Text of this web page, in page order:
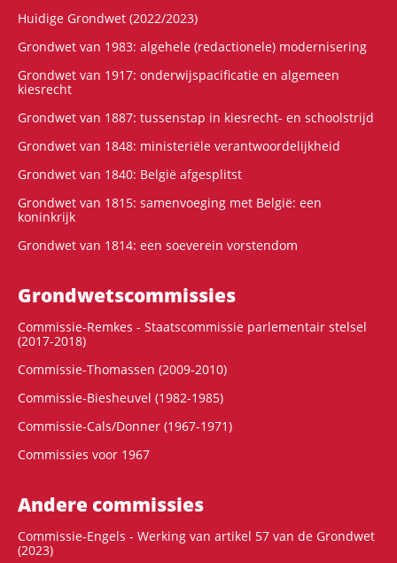
Huidige Grondwet (2022/2023)
Grondwet van 1983: algehele (redactionele) modernisering
Grondwet van 1917: onderwijspacificatie en algemeen
kiesrecht
Grondwet van 1887: tussenstap in kiesrecht- en schoolstrijd
Grondwet van 1848: ministeriële verantwoordelijkheid
Grondwet van 1840: België afgesplitst
Grondwet van 1815: samenvoeging met België: een
koninkrijk
Grondwet van 1814: een soeverein vorstendom
Grondwets­commissies
Commissie-Remkes - Staatscommissie parlementair stelsel
(2017-2018)
Commissie-Thomassen (2009-2010)
Commissie-Biesheuvel (1982-1985)
Commissie-Cals/Donner (1967-1971)
Commissies voor 1967
Andere commissies
Commissie-Engels - Werking van artikel 57 van de Grondwet
(2023)